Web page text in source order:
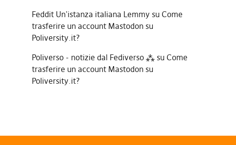
Feddit Un'istanza italiana Lemmy su Come
trasferire un account Mastodon su
Poliversity.it?
Poliverso - notizie dal Fediverso ⁂su Come
trasferire un account Mastodon su
Poliversity.it?